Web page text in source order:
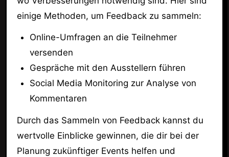
einige Methoden, um Feedback zu sammeln:
Online-Umfragen an die Teilnehmer
versenden
Gespräche mit den Ausstellern führen
Social Media Monitoring zur Analyse von
Kommentaren
Durch das Sammeln von Feedback kannst du
wertvolle Einblicke gewinnen, die dir bei der
Planung zukünftiger Events helfen und